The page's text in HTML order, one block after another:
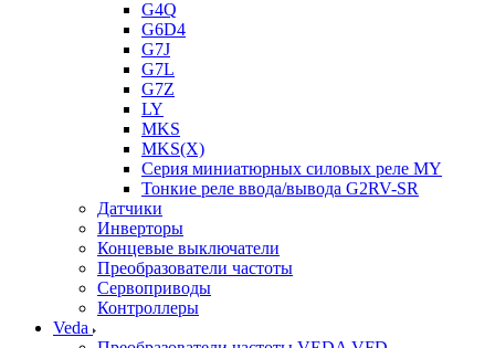
G4Q
G6D4
G7J
G7L
G7Z
LY
MKS
MKS(X)
Серия миниатюрных силовых реле MY
Тонкие реле ввода/вывода G2RV-SR
Датчики
Инверторы
Концевые выключатели
Преобразователи частоты
Сервоприводы
Контроллеры
Veda